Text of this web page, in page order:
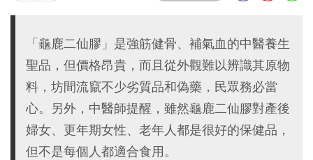
「龜鹿二仙膠」是強筋健骨、補氣血的中醫養生
聖品，但價格昂貴，而且從外觀難以辨識其原物
料，坊間流竄不少劣質品和偽藥，民眾務必當
心。另外，中醫師提醒，雖然龜鹿二仙膠對產後
婦女、更年期女性、老年人都是很好的保健品，
但不是每個人都適合食用。